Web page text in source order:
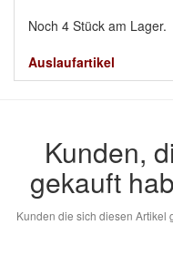
Noch 4 Stück am Lager.
Auslaufartikel
Kunden,
gekauft
Kunden die sich diesen Artikel